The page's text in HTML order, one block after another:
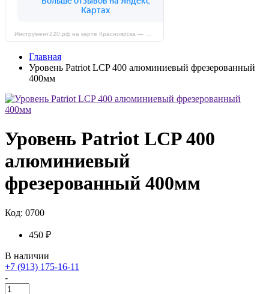
Главная
Уровень Patriot LCP 400 алюминиевый фрезерованный
400мм
Уровень Patriot LCP 400
алюминиевый
фрезерованный 400мм
Код: 0700
450 ₽
В наличии
+7 (913) 175-16-11
-